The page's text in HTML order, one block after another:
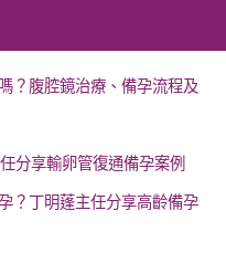
？腹腔鏡治療、備孕流程及
分享輸卵管復通備孕案例
？丁明蓬主任分享高齡備孕